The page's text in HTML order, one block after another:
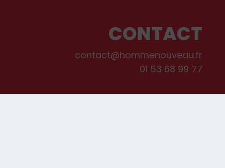
CONTACT
contact@hommenouveau.fr
01 53 68 99 77